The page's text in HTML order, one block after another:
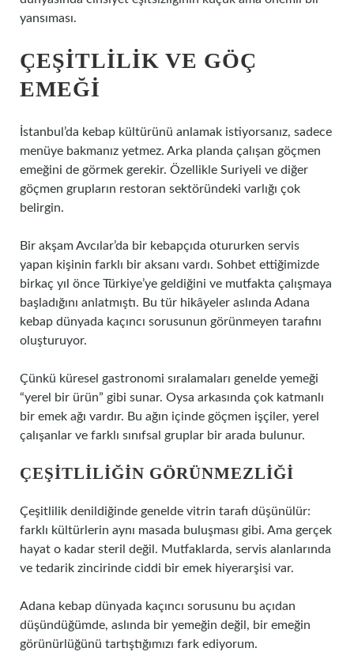
yansıması.
ÇEŞITLILIK VE GÖÇ
EMEĞI
İstanbul’da kebap kültürünü anlamak istiyorsanız, sadece
menüye bakmanız yetmez. Arka planda çalışan göçmen
emeğini de görmek gerekir. Özellikle Suriyeli ve diğer
göçmen grupların restoran sektöründeki varlığı çok
belirgin.
Bir akşam Avcılar’da bir kebapçıda otururken servis
yapan kişinin farklı bir aksanı vardı. Sohbet ettiğimizde
birkaç yıl önce Türkiye’ye geldiğini ve mutfakta çalışmaya
başladığını anlatmıştı. Bu tür hikâyeler aslında Adana
kebap dünyada kaçıncı sorusunun görünmeyen tarafını
oluşturuyor.
Çünkü küresel gastronomi sıralamaları genelde yemeği
“yerel bir ürün” gibi sunar. Oysa arkasında çok katmanlı
bir emek ağı vardır. Bu ağın içinde göçmen işçiler, yerel
çalışanlar ve farklı sınıfsal gruplar bir arada bulunur.
ÇEŞITLILIĞIN GÖRÜNMEZLIĞI
Çeşitlilik denildiğinde genelde vitrin tarafı düşünülür:
farklı kültürlerin aynı masada buluşması gibi. Ama gerçek
hayat o kadar steril değil. Mutfaklarda, servis alanlarında
ve tedarik zincirinde ciddi bir emek hiyerarşisi var.
Adana kebap dünyada kaçıncı sorusunu bu açıdan
düşündüğümde, aslında bir yemeğin değil, bir emeğin
görünürlüğünü tartıştığımızı fark ediyorum.